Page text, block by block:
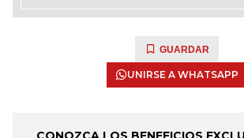
GUARDAR
UNIRSE A WHATSAPP